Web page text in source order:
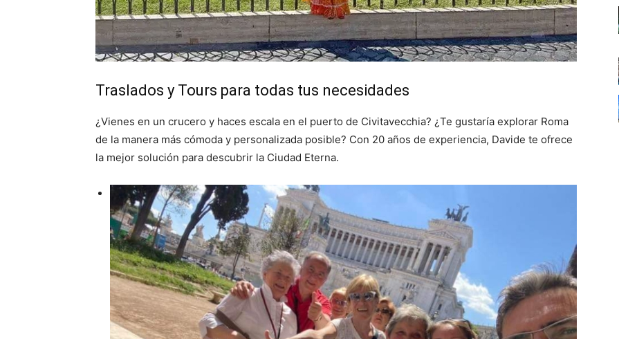
Traslados y Tours para todas tus necesidades
¿Vienes en un crucero y haces escala en el puerto de Civitavecchia? ¿Te gustaría explorar Roma
de la manera más cómoda y personalizada posible? Con 20 años de experiencia, Davide te ofrece
la mejor solución para descubrir la Ciudad Eterna.